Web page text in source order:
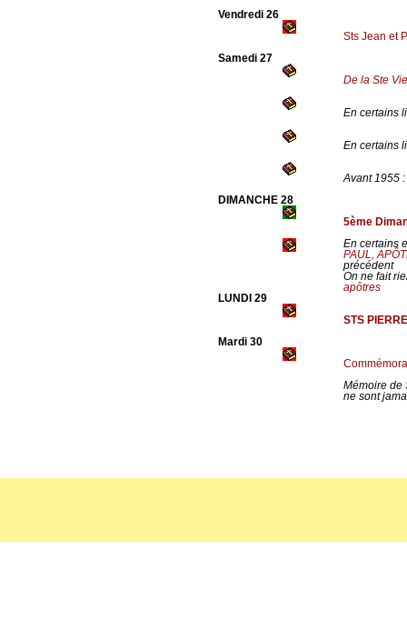
Vendredi 26
Sts Jean et
Samedi 27
De la Ste
En certains
En certains
Avant 1955 :
DIMANCHE 28
5ème
En certains
PAUL,
précédent
On ne fait
apôtres
LUNDI 29
STS
Mardi 30
Mémoire de
ne sont